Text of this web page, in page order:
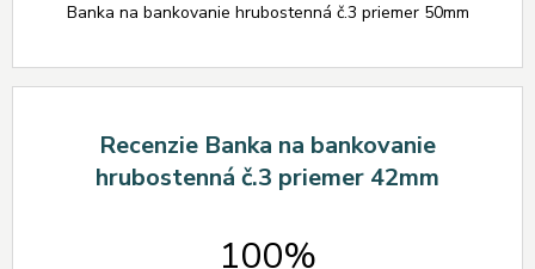
Banka na bankovanie hrubostenná č.3 priemer 50mm
Recenzie Banka na bankovanie
hrubostenná č.3 priemer 42mm
100%